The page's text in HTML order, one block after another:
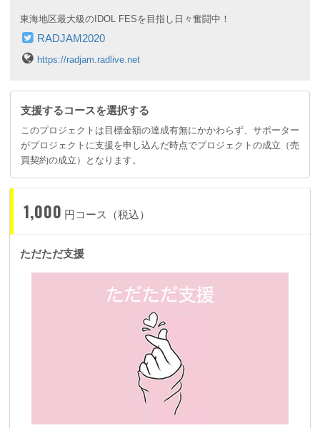
東海地区最大級のIDOL FESを目指し日々奮闘中！
RADJAM2020
https://radjam.radlive.net
支援するコースを選択する
このプロジェクトは目標金額の達成有無にかかわらず、サポーター
がプロジェクトに支援を申し込んだ時点でプロジェクトの成立（売
買契約の成立）となります。
1,000 円コース（税込）
ただただ支援